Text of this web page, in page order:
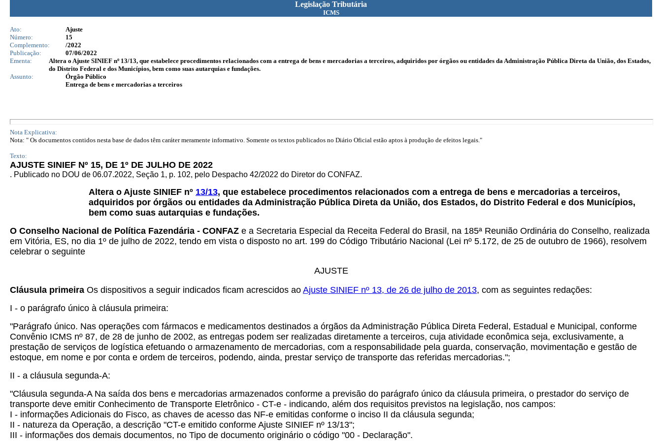
Legislação Tributária
ICMS
Ato:
Ajuste
Número:
15
Complemento:
/2022
Publicação:
07/06/2022
Ementa:
Altera o Ajuste SINIEF nº 13/13, que estabelece procedimentos relacionados com a entrega de bens e mercadorias a terceiros, adquiridos por órgãos ou entidades da Administração Pública Direta da União, dos Estados,
do Distrito Federal e dos Municípios, bem como suas autarquias e fundações.
Assunto:
Órgão Público
Entrega de bens e mercadorias a terceiros
Nota Explicativa:
Nota: " Os documentos contidos nesta base de dados têm caráter meramente informativo. Somente os textos publicados no Diário Oficial estão aptos à produção de efeitos legais."
Texto:
AJUSTE SINIEF Nº 15, DE 1º DE JULHO DE 2022
. Publicado no DOU de 06.07.2022, Seção 1, p. 102, pelo Despacho 42/2022 do Diretor do CONFAZ.
Altera o Ajuste SINIEF nº 13/13, que estabelece procedimentos relacionados com a entrega de bens e mercadorias a terceiros,
adquiridos por órgãos ou entidades da Administração Pública Direta da União, dos Estados, do Distrito Federal e dos Municípios,
bem como suas autarquias e fundações.
O Conselho Nacional de Política Fazendária - CONFAZ e a Secretaria Especial da Receita Federal do Brasil, na 185ª Reunião Ordinária do Conselho, realizada
em Vitória, ES, no dia 1º de julho de 2022, tendo em vista o disposto no art. 199 do Código Tributário Nacional (Lei nº 5.172, de 25 de outubro de 1966), resolvem
celebrar o seguinte
AJUSTE
Cláusula primeira Os dispositivos a seguir indicados ficam acrescidos ao Ajuste SINIEF nº 13, de 26 de julho de 2013, com as seguintes redações:
I - o parágrafo único à cláusula primeira:
"Parágrafo único. Nas operações com fármacos e medicamentos destinados a órgãos da Administração Pública Direta Federal, Estadual e Municipal, conforme
Convênio ICMS nº 87, de 28 de junho de 2002, as entregas podem ser realizadas diretamente a terceiros, cuja atividade econômica seja, exclusivamente, a
prestação de serviços de logística efetuando o armazenamento de mercadorias, com a responsabilidade pela guarda, conservação, movimentação e gestão de
estoque, em nome e por conta e ordem de terceiros, podendo, ainda, prestar serviço de transporte das referidas mercadorias.";
II - a cláusula segunda-A:
"Cláusula segunda-A Na saída dos bens e mercadorias armazenados conforme a previsão do parágrafo único da cláusula primeira, o prestador do serviço de
transporte deve emitir Conhecimento de Transporte Eletrônico - CT-e - indicando, além dos requisitos previstos na legislação, nos campos:
I - informações Adicionais do Fisco, as chaves de acesso das NF-e emitidas conforme o inciso II da cláusula segunda;
II - natureza da Operação, a descrição "CT-e emitido conforme Ajuste SINIEF nº 13/13";
III - informações dos demais documentos, no Tipo de documento originário o código "00 - Declaração".